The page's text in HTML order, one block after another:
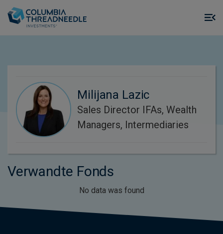
Milijana Lazic
Sales Director IFAs, Wealth
Managers, Intermediaries
Verwandte Fonds
No data was found